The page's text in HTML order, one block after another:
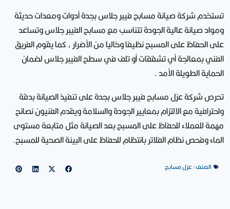
تستخدم شركة صيانة مسابح فيبر جلاس بجدة أدوات ومعدات حديثة
ومواد صيانة عالية الجودة تتناسب مع مسابح الفيبر جلاس وتساعد
على الحفاظ على المسبح نظيفا وخاليا من الأضرار ، كما يقوم الفريق
الفني بمعالجة أي تشققات أو تلف في سطح الفيبر جلاس لضمان
الحماية الطويلة الأمد .
تحرص شركة عزل مسابح فيبر جلاس بجدة على تنفيذ الصيانة بدقة
واحترافية مع الالتزام بمعايير الجودة والسلامة ويقدم الفنيون نصائح
مهمة للعملاء للحفاظ على المسبح بعد الصيانة مثل متابعة مستوى
الماء وفحص نظام الفلاتر بانتظام للحفاظ على البيئة الصحية للمسبح.
الصنف :عزل مسابح